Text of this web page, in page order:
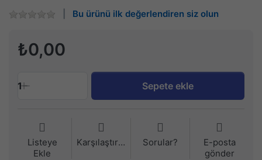
Bu ürünü ilk değerlendiren siz olun
₺0,00
1 Sepete ekle
Listeye
Ekle
Karşılaştırma Sorular?
E-posta
gönder